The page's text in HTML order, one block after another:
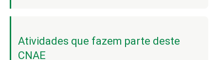
Atividades que fazem parte deste
CNAE